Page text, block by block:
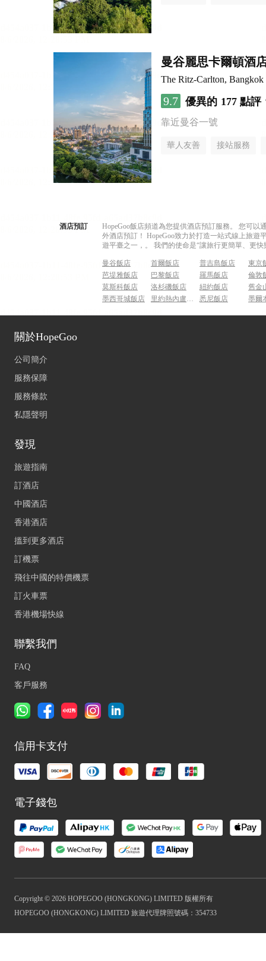
曼谷麗思卡爾頓酒
The Ritz-Carlton, Bangkok
9.7 優異的 177 點評
靠近曼谷一號
華人友善 接站服務
酒店預訂
HopeGoo飯店頻道為您提供酒店預訂服務。 您可
外酒店預訂！ HopeGoo致力於打造一站式線上旅
遊平臺之一，。 我們的使命是“讓旅行更簡單、更
曼谷飯店 首爾飯店 普吉島飯店
東京
芭堤雅飯店
巴黎飯店 羅馬飯店
倫敦
莫斯科飯店
洛杉磯飯店 紐約飯店
舊金
墨西哥城飯店
里約熱內盧飯店 悉尼飯店 墨爾
關於HopeGoo
公司簡介
服務保障
服務條款
私隱聲明
發現
旅遊指南
訂酒店
中國酒店
香港酒店
搵到更多酒店
訂機票
飛往中國的特價機票
訂火車票
香港機場快線
聯繫我們
FAQ
客戶服務
信用卡支付
電子錢包
Copyright © 2026 HOPEGOO (HONGKONG) LIMITED 版權所有
HOPEGOO (HONGKONG) LIMITED 旅遊代理牌照號碼：354733